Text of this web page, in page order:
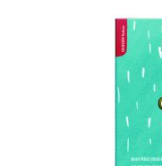
MI CUENTA
Valoraciones y